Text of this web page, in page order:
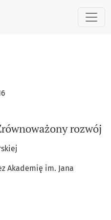
Zrównoważony rozwój
rozwój
Akademię im. Jana